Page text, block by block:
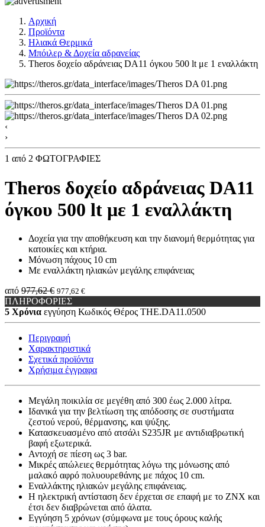
Αρχική
Προϊόντα
Ηλιακά Θερμικά
Μπόιλερ & Δοχεία αδρανείας
Theros δοχείο αδράνειας DA11 όγκου 500 lt με 1 εναλλάκτη
‹
›
1 από 2 ΦΩΤΟΓΡΑΦΙΕΣ
Theros δοχείο αδράνειας DA11
όγκου 500 lt με 1 εναλλάκτη
Δοχεία για την αποθήκευση και την διανομή θερμότητας για
κατοικίες και κτήρια.
Μόνωση πάχους 10 cm
Με εναλλάκτη ηλιακών μεγάλης επιφάνειας
από 977,62 € 977,62 €
ΠΛΗΡΟΦΟΡΙΕΣ
5 Χρόνια εγγύηση Κωδικός Θέρος THE.DA11.0500
Περιγραφή
Χαρακτηριστικά
Σχετικά προϊόντα
Χρήσιμα έγγραφα
Μεγάλη ποικιλία σε μεγέθη από 300 έως 2.000 λίτρα.
Ιδανικά για την βελτίωση της απόδοσης σε συστήματα
ζεστού νερού, θέρμανσης, και ψύξης.
Κατασκευασμένο από ατσάλι S235JR με αντιδιαβρωτική
βαφή εξωτερικά.
Αντοχή σε πίεση ως 3 bar.
Μικρές απώλειες θερμότητας λόγω της μόνωσης από
μαλακό αφρό πολυουρεθάνης με πάχος 10 cm.
Εναλλάκτης ηλιακών μεγάλης επιφάνειας.
Η ηλεκτρική αντίσταση δεν έρχεται σε επαφή με το ΖΝΧ και
έτσι δεν διαβρώνεται από άλατα.
Εγγύηση 5 χρόνων (σύμφωνα με τους όρους καλής